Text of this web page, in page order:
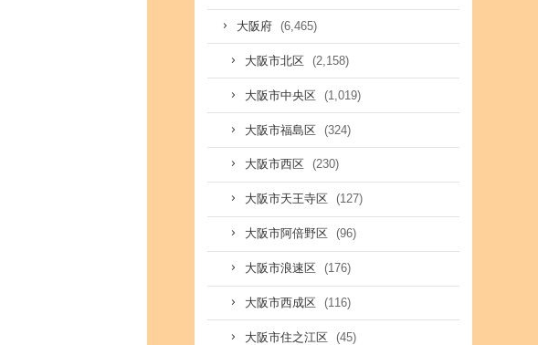
大阪府 (6,465)
大阪市北区 (2,158)
大阪市中央区 (1,019)
大阪市福島区 (324)
大阪市西区 (230)
大阪市天王寺区 (127)
大阪市阿倍野区 (96)
大阪市浪速区 (176)
大阪市西成区 (116)
大阪市住之江区 (45)